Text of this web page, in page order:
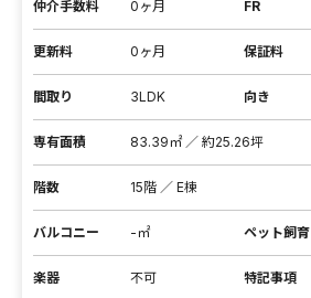
仲介手数料 0ヶ月 FR
更新料 0ヶ月 保証料
間取り 3LDK 向き
専有面積 83.39㎡ ／ 約25.26坪
階数 15階 ／ E棟
バルコニー -㎡ ペット飼育
楽器 不可 特記事項